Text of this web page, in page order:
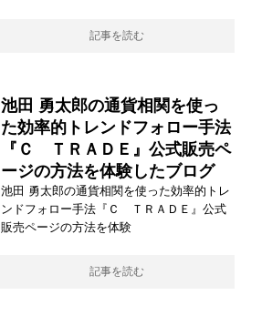
記事を読む
池田 勇太郎の通貨相関を使っ
た効率的トレンドフォロー手法
『Ｃ ＴＲＡＤＥ』公式販売ペ
ージの方法を体験したブログ
池田 勇太郎の通貨相関を使った効率的トレ
ンドフォロー手法『Ｃ ＴＲＡＤＥ』公式
販売ページの方法を体験
記事を読む